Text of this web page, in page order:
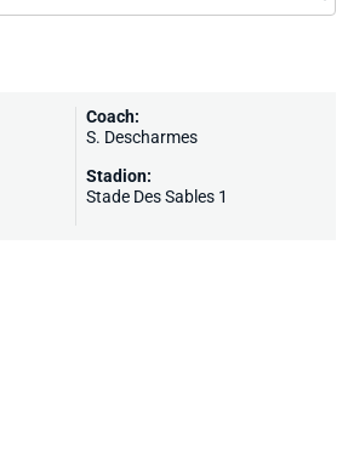
Coach:
S. Descharmes
Stadion:
Stade Des Sables 1